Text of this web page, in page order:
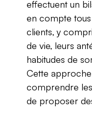
effectuent un
en compte
clients, y
de vie, leurs
habitudes de
Cette
comprendre
de proposer